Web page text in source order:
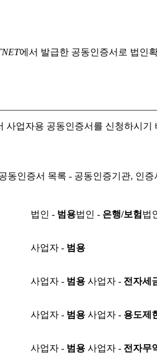
에서 발급한 공동인증서로 법인
사업자용 공동인증서를 신청하시기
동인증서 목록 - 공동인증기관, 인
법인 - 범용법인 - 은행/보험 법
사업자 - 범용
사업자 - 범용 사업자 - 전자세
사업자 - 범용 사업자 - 용도제
사업자 - 범용 사업자 - 전자무